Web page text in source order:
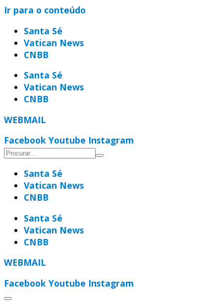
Ir para o conteúdo
Santa Sé
Vatican News
CNBB
Santa Sé
Vatican News
CNBB
WEBMAIL
Facebook Youtube Instagram
Santa Sé
Vatican News
CNBB
Santa Sé
Vatican News
CNBB
WEBMAIL
Facebook Youtube Instagram